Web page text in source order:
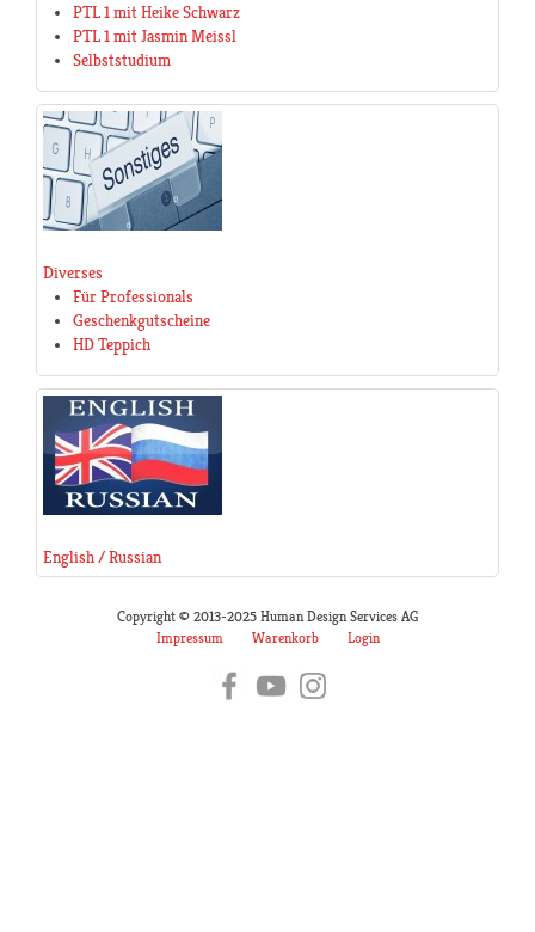
PTL 1 mit Heike Schwarz
PTL 1 mit Jasmin Meissl
Selbststudium
Diverses
Für Professionals
Geschenkgutscheine
HD Teppich
English / Russian
Copyright © 2013-2025 Human Design Services AG
Impressum
Warenkorb Login